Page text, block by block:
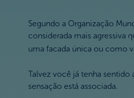
Segundo a Organização
considerada mais agressiva
uma facada única ou como
Talvez você já tenha sentido
sensação está associada.